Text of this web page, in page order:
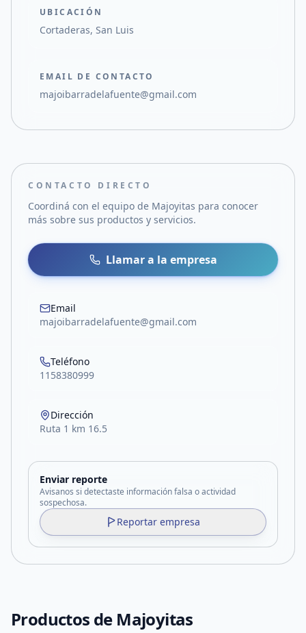
UBICACIÓN
Cortaderas, San Luis
EMAIL DE CONTACTO
majoibarradelafuente@gmail.com
CONTACTO DIRECTO
Coordiná con el equipo de Majoyitas para conocer
más sobre sus productos y servicios.
Llamar a la empresa
Email
majoibarradelafuente@gmail.com
Teléfono
1158380999
Dirección
Ruta 1 km 16.5
Enviar reporte
Avisanos si detectaste información falsa o actividad
sospechosa.
Reportar empresa
Productos de Majoyitas